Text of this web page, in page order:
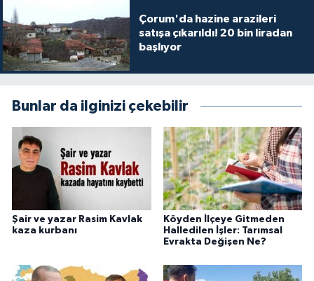
Çorum'da hazine arazileri
satışa çıkarıldı! 20 bin liradan
başlıyor
Bunlar da ilginizi çekebilir
Şair ve yazar Rasim Kavlak
kaza kurbanı
Köyden İlçeye Gitmeden
Halledilen İşler: Tarımsal
Evrakta Değişen Ne?